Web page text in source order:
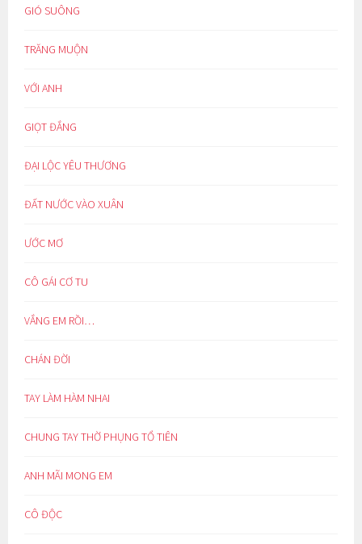
GIÓ SUÔNG
TRĂNG MUỘN
VỚI ANH
GIỌT ĐẮNG
ĐẠI LỘC YÊU THƯƠNG
ĐẤT NƯỚC VÀO XUÂN
ƯỚC MƠ
CÔ GÁI CƠ TU
VẮNG EM RỒI…
CHÁN ĐỜI
TAY LÀM HÀM NHAI
CHUNG TAY THỜ PHỤNG TỔ TIÊN
ANH MÃI MONG EM
CÔ ĐỘC